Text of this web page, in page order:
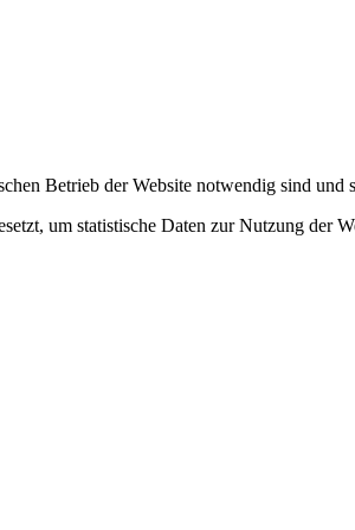
Betrieb der Website notwendig sind und
um statistische Daten zur Nutzung der